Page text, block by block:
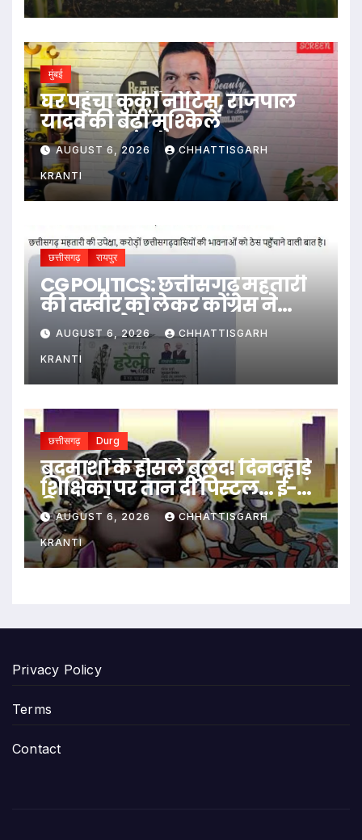
मुंबई
घर पहुंचा कुर्की नोटिस, राजपाल
यादव की बढ़ीं मुश्किलें
AUGUST 6, 2026 CHHATTISGARH
KRANTI
छत्तीसगढ़ रायपुर
CG POLITICS: छत्तीसगढ़ महतारी
की तस्वीर को लेकर कोंग्रेस ने
सरकार को घेरा
AUGUST 6, 2026 CHHATTISGARH
KRANTI
छत्तीसगढ़ Durg
बदमाशों के हौसले बुलंद! दिनदहाड़े
शिक्षिका पर तान दी पिस्टल… ई-
रिक्शा रोककर लूट…
AUGUST 6, 2026 CHHATTISGARH
KRANTI
Privacy Policy
Terms
Contact